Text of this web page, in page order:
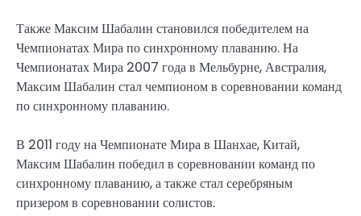
Также Максим Шабалин становился победителем на
Чемпионатах Мира по синхронному плаванию. На
Чемпионатах Мира 2007 года в Мельбурне, Австралия,
Максим Шабалин стал чемпионом в соревновании команд
по синхронному плаванию.
В 2011 году на Чемпионате Мира в Шанхае, Китай,
Максим Шабалин победил в соревновании команд по
синхронному плаванию, а также стал серебряным
призером в соревновании солистов.